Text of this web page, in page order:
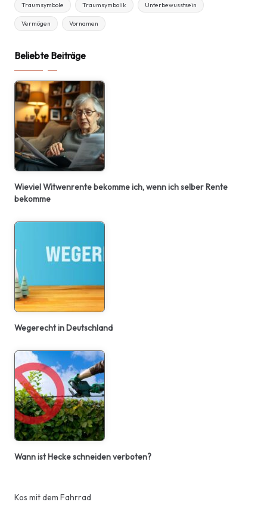
Traumsymbole Traumsymbolik Unterbewusstsein
Vermögen Vornamen
Beliebte Beiträge
Wieviel Witwenrente bekomme ich, wenn ich selber Rente
bekomme
Wegerecht in Deutschland
Wann ist Hecke schneiden verboten?
Kos mit dem Fahrrad